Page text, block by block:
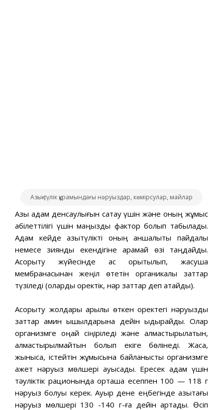
Азық-түлік құрамындағы нәруыздар, көмірсулар, майлар
Азық адам денсаулығын сақтау үшін және оның жұмыс
қабілеттілігі үшін маңызды фактор болып табылады.
Адам кейде азықтүлікті оның қаншалықты пайдалы
немесе зиянды екендігіне қарамай өзі таңдайды.
Асқорыту жүйесінде ас қорытылып, жасуша
мембранасынан жеңіл өтетін органикалық заттар
түзіледі (оларды қоректік, нәр заттар деп атайды).
Асқорыту жолдары арқылы өткен қоректегі нәруыздық
заттар амин қышқылдарына дейін ыдырайды. Олар
организмге оңай сіңіріледі және алмастырылатын,
алмастырылмайтын болып екіге бөлінеді. Жасқа,
жынысқа, істейтін жұмысына байланысты организмге
қажет нәруыз мөлшері ауысады. Ересек адам үшін
тәуліктік рационында орташа есеппен 100 — 118 г
нәруыз болуы керек. Ауыр дене еңбегінде азықтағы
нәруыз мөлшері 130 -140 г-ға дейін артады. Өсіп